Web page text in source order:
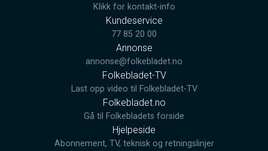
Klikk for kontakt-info
Kundeservice
77 85 20 00
Annonse
annonse@folkebladet.no
Folkebladet-TV
Last opp video til Folkebladet-TV
Folkebladet.no
Gå til Folkebladets forside
Hjelpeside
Abonnement, TV, teknisk og retningslinjer